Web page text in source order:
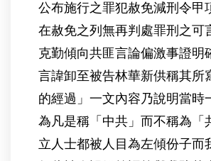
公布施行之罪犯赦免減刑令甲
在赦免之列無再判處罪刑之可
克勤傾向共匪言論偏激事證明
言諱卸至被告林華新供稱其所
的經過」一文內容乃說明當時
為凡是稱「中共」而不稱為「
立人士都被人目為左傾份子而